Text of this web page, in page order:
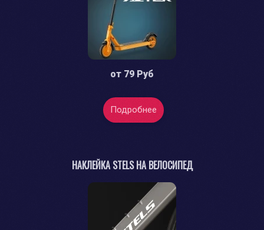
от 79 Руб
Подробнее
НАКЛЕЙКА STELS НА ВЕЛОСИПЕД